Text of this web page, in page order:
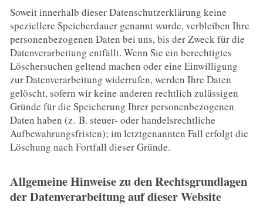
Soweit innerhalb dieser Datenschutzerklärung keine
speziellere Speicherdauer genannt wurde, verbleiben Ihre
personenbezogenen Daten bei uns, bis der Zweck für die
Datenverarbeitung entfällt. Wenn Sie ein berechtigtes
Löschersuchen geltend machen oder eine Einwilligung
zur Datenverarbeitung widerrufen, werden Ihre Daten
gelöscht, sofern wir keine anderen rechtlich zulässigen
Gründe für die Speicherung Ihrer personenbezogenen
Daten haben (z. B. steuer- oder handelsrechtliche
Aufbewahrungsfristen); im letztgenannten Fall erfolgt die
Löschung nach Fortfall dieser Gründe.
Allgemeine Hinweise zu den Rechtsgrundlagen
der Datenverarbeitung auf dieser Website